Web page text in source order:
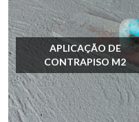
APLICAÇÃO DE
CONTRAPISO M2